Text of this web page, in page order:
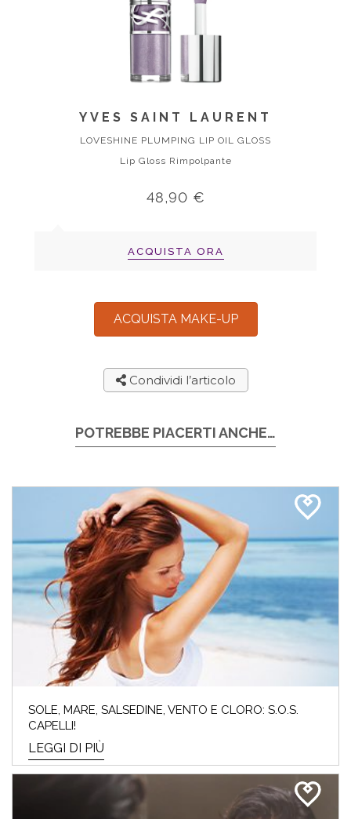
YVES SAINT LAURENT
LOVESHINE PLUMPING LIP OIL GLOSS
Lip Gloss Rimpolpante
48,90 €
ACQUISTA ORA
ACQUISTA MAKE-UP
Condividi l’articolo
POTREBBE PIACERTI ANCHE…
SOLE, MARE, SALSEDINE, VENTO E CLORO: S.O.S.
CAPELLI!
LEGGI DI PIÙ